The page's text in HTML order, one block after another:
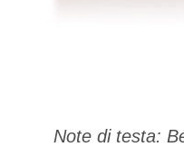
Note di testa: